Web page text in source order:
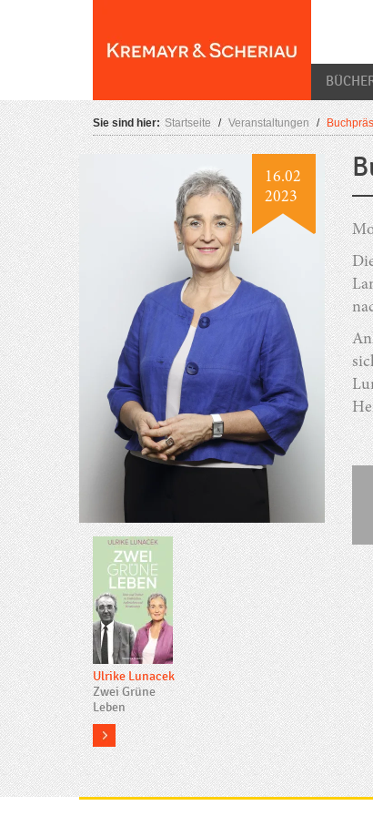
Sie sind hier: Startseite / Veranstaltungen /
16.02
2023
Ulrike Lunacek
Zwei Grüne
Leben
more